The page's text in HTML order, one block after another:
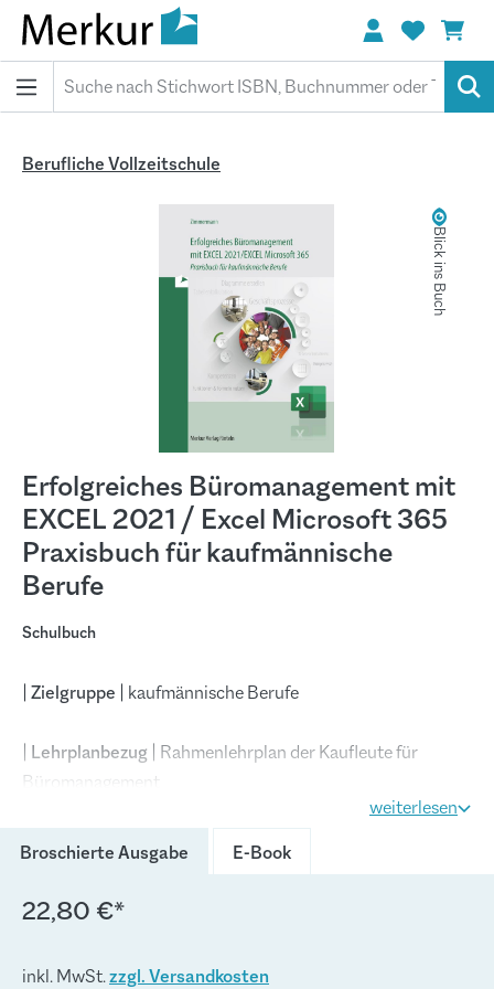
springen
Berufliche Vollzeitschule
Blick ins Buch
Bildergalerie überspringen
Erfolgreiches Büromanagement mit
EXCEL 2021 / Excel Microsoft 365
Praxisbuch für kaufmännische
Berufe
Schulbuch
Zielgruppe | kaufmännische Berufe
| Lehrplanbezug | Rahmenlehrplan der Kaufleute für
Büromanagement
| Konzeption| Mit dem Arbeitsbuch können die
erworben werden, um auf diese Weise berufsbezogene
weiterlesen
Broschierte Ausgabe
E-Book(Diese Option ist zurzeit
22,80 €*
inkl. MwSt.zzgl. Versandkosten